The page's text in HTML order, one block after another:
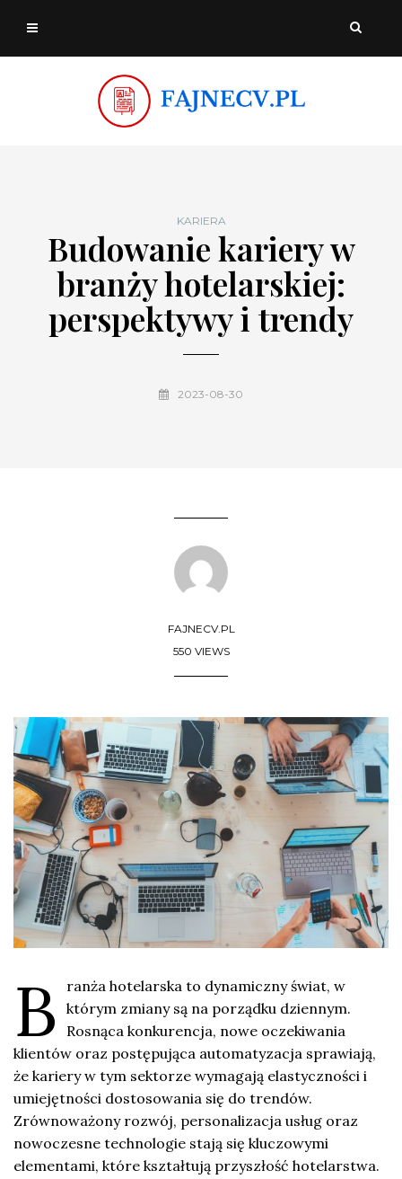
KARIERA
Budowanie kariery w
branży hotelarskiej:
perspektywy i trendy
2023-08-30
FAJNECV.PL
550 VIEWS
B
ranża hotelarska to dynamiczny świat, w
którym zmiany są na porządku dziennym.
Rosnąca konkurencja, nowe oczekiwania
klientów oraz postępująca automatyzacja sprawiają,
że kariery w tym sektorze wymagają elastyczności i
umiejętności dostosowania się do trendów.
Zrównoważony rozwój, personalizacja usług oraz
nowoczesne technologie stają się kluczowymi
elementami, które kształtują przyszłość hotelarstwa.